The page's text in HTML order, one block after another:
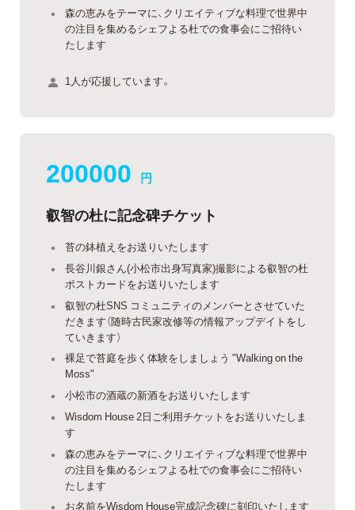
森の恵みをテーマに、クリエイティブな料理で世界中
の注目を集めるシェフよる杜での食事会にご招待い
たします
1人が応援しています。
200000 円
叡智の杜に記念碑チケット
苔の鉢植えをお送りいたします
長谷川銀さん(小松市出身写真家)撮影による叡智の杜
ポストカードをお送りいたします
叡智の杜SNS コミュニティのメンバーとさせていた
だきます（随時古民家改修等の情報アップデイトをし
ていきます）
裸足で苔庭を歩く体験をしましょう "Walking on the
Moss"
小松市の酒蔵の新酒をお送りいたします
Wisdom House 2日ご利用チケットをお送りいたしま
す
森の恵みをテーマに、クリエイティブな料理で世界中
の注目を集めるシェフよる杜での食事会にご招待い
たします
お名前をWisdom House完成記念碑に刻印いたします